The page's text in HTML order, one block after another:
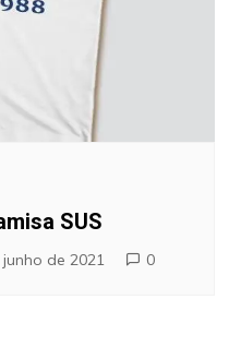
SUS
de 2021 0